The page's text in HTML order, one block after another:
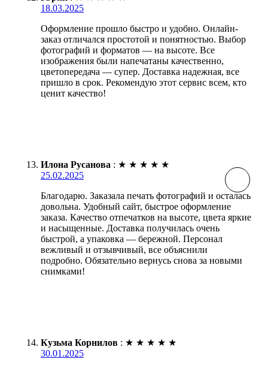
18.03.2025
Оформление прошло быстро и удобно. Онлайн-
заказ отличался простотой и понятностью. Выбор
фотографий и форматов — на высоте. Все
изображения были напечатаны качественно,
цветопередача — супер. Доставка надежная, все
пришло в срок. Рекомендую этот сервис всем, кто
ценит качество!
Илона Русанова : ★ ★ ★ ★ ★
25.02.2025
Благодарю. Заказала печать фотографий и осталась
довольна. Удобный сайт, быстрое оформление
заказа. Качество отпечатков на высоте, цвета яркие
и насыщенные. Доставка получилась очень
быстрой, а упаковка — бережной. Персонал
вежливый и отзывчивый, все объяснили
подробно. Обязательно вернусь снова за новыми
снимками!
Кузьма Корнилов : ★ ★ ★ ★ ★
30.01.2025